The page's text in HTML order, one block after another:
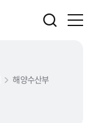
해양수산부